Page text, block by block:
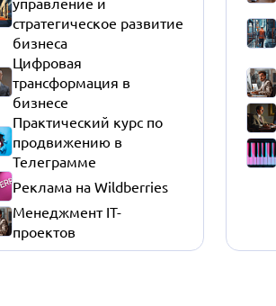
стратегическое развитие
бизнеса
Цифровая
трансформация в
бизнесе
Практический курс по
продвижению в
Телеграмме
Реклама на Wildberries
Менеджмент IT-
проектов